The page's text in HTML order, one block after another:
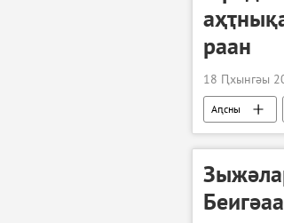
раан
18 Ԥхынгәы
Аԥсны